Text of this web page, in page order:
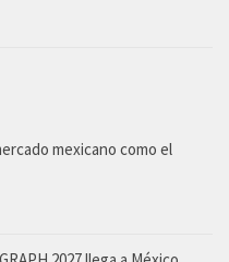
mexicano como el